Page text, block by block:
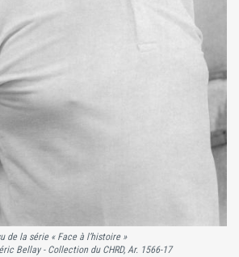
de la série « Face à l’histoire »
Bellay - Collection du CHRD, Ar. 1566-17